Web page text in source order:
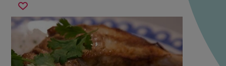
Sla
recept
kip
tandoori
recept